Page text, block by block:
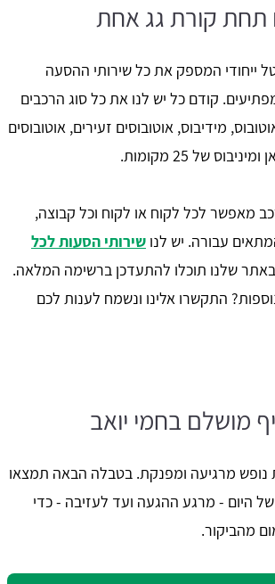
תחת קורת גג אחת
ייחודי המספק את כל שירותי ההסעה
קודם כל יש לנו את כל סוג הרכבים
מידיבוס, אוטובוסים זעירים, אוטובוסים
של 25 מקומות.
מאפשר לכל לקוח או לקוח וכל קבוצה,
עבורה. יש לנו שירותי הסעות לכל
שלנו תוכלו להתעדכן ברשימה המלאה.
התקשרו אלינו ונשמח לענות לכם
מושלם בחמי יואב
נופש מרגיעה ומפנקת. בטבלה הבאה תמצאו
של היום - מרגע ההגעה ועד לעזיבה - כדי
מהביקור.